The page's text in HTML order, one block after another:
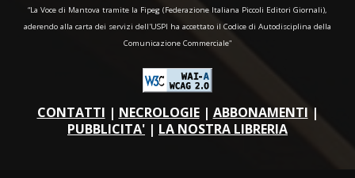
“La Voce di Mantova tramite la Fipeg (Federazione Italiana Piccoli Editori Giornali),
aderendo alla carta dei servizi dell'USPI ha accettato il Codice di Autodisciplina della
Comunicazione Commerciale"
CONTATTI | NECROLOGIE| ABBONAMENTI |
PUBBLICITA' | LA NOSTRA LIBRERIA